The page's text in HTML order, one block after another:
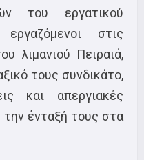
του εργατικού
στις
λιμανιού Πειραιά,
τους συνδικάτο,
και απεργιακές
την ένταξή τους στα